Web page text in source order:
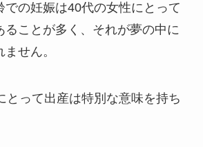
での妊娠は40代の女性にとって
ることが多く、それが夢の中に
せん。
とって出産は特別な意味を持ち